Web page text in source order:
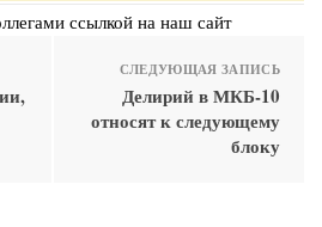
ссылкой на наш сайт
СЛЕДУЮЩАЯ ЗАПИСЬ
Делирий в МКБ-10
относят к следующему
блоку